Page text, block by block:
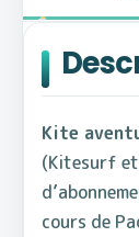
Kite
(Kitesurf et
cours de